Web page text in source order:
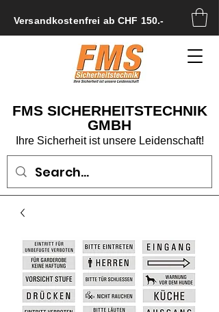
FMS SICHERHEITSTECHNIK
GMBH
Ihre Sicherheit ist unsere Leidenschaft!
Versandkostenfrei ab CHF 150.-